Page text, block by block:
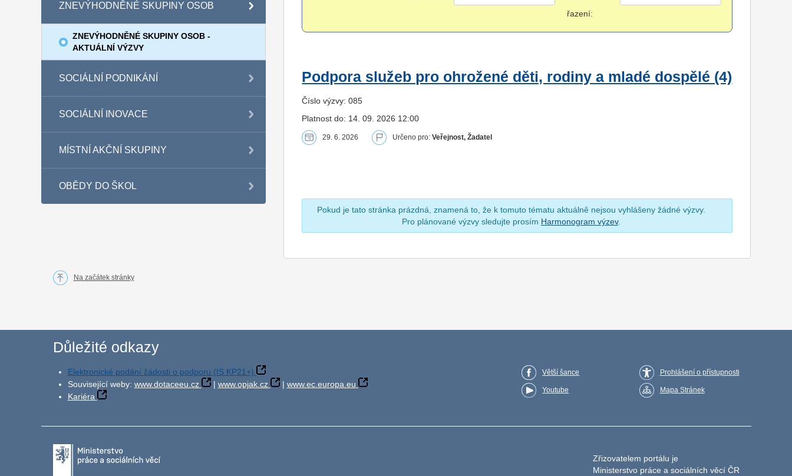
ZNEVÝHODNĚNÉ SKUPINY OSOB
ZNEVÝHODNĚNÉ SKUPINY OSOB -
AKTUÁLNÍ VÝZVY
SOCIÁLNÍ PODNIKÁNÍ
SOCIÁLNÍ INOVACE
MÍSTNÍ AKČNÍ SKUPINY
OBĚDY DO ŠKOL
řazení:
Podpora služeb pro ohrožené děti, rodiny a mladé dospělé (4)
Číslo výzvy: 085
Platnost do: 14. 09. 2026 12:00
29. 6. 2026 Určeno pro:Veřejnost, Žadatel
Pokud je tato stránka prázdná, znamená to, že k tomuto tématu aktuálně nejsou vyhlášeny žádné výzvy.
Pro plánované výzvy sledujte prosím Harmonogram výzev.
Na začátek stránky
Důležité odkazy
Elektronické podání žádosti o podporu (IS KP21+)
Související weby: www.dotaceeu.cz | www.opjak.cz | www.ec.europa.eu
Kariéra
Větší šance
Youtube
Prohlášení o přístupnosti
Mapa Stránek
Zřizovatelem portálu je
Ministerstvo práce a sociálních věcí ČR